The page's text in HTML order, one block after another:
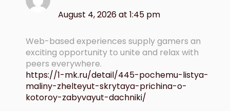
August 4, 2026 at 1:45 pm
Web-based experiences supply gamers an
exciting opportunity to unite and relax with
peers everywhere.
https://1-mk.ru/detail/445-pochemu-listya-
maliny-zhelteyut-skrytaya-prichina-o-
kotoroy-zabyvayut-dachniki/